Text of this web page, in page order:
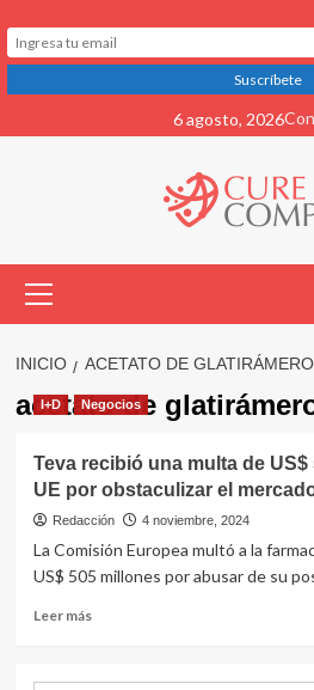
al
6 agosto, 2026
primario
INICIO ACETATO DE GLATIRÁMERO
acetato de
I+D Negocios
Teva recibió una multa de
UE por obstaculizar el
Redacción 4 noviembre, 2024
La Comisión Europea multó a la
US$ 505 millones por abusar de su
Leer másLeer
Teva